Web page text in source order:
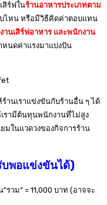
สิร์ฟในร้านอาหารประเภทตาม
ไหน หรือมีวิธีคิดค่าตอบแทน
นเสิร์ฟอาหาร และพนักงาน
หนดค่าแรงมาแบ่งปัน
านเราแข่งขันกับร้านอื่น ๆ ได้
เรามีต้นทุนพนักงานที่ไม่สูง
มในแวดวงของกิจการร้าน
บพอแข่งขันได้)
”รวม” = 11,000 บาท (อาจจะ